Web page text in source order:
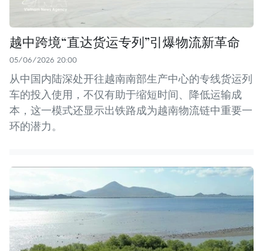
越中跨境“直达货运专列”引爆物流新革命
05/06/2026 20:00
从中国内陆深处开往越南南部生产中心的专线货运列
车的投入使用，不仅有助于缩短时间、降低运输成
本，这一模式还显示出铁路成为越南物流链中重要一
环的潜力。